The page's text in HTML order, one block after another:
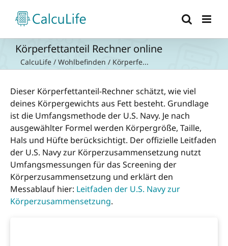
Inhalt
springen
Körperfettanteil Rechner online
CalcuLife / Wohlbefinden / Körperfe...
Dieser Körperfettanteil-Rechner schätzt, wie viel
deines Körpergewichts aus Fett besteht. Grundlage
ist die Umfangsmethode der U.S. Navy. Je nach
ausgewählter Formel werden Körpergröße, Taille,
Hals und Hüfte berücksichtigt. Der offizielle Leitfaden
der U.S. Navy zur Körperzusammensetzung nutzt
Umfangsmessungen für das Screening der
Körperzusammensetzung und erklärt den
Messablauf hier: Leitfaden der U.S. Navy zur
Körperzusammensetzung.